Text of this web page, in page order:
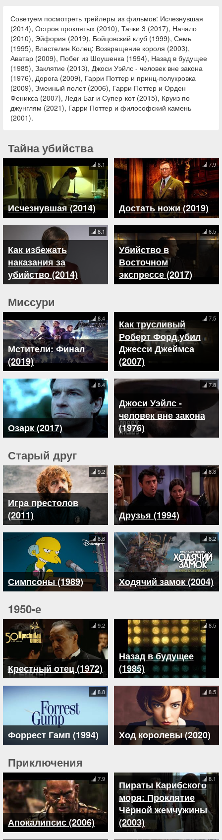
Советуем посмотреть трейлеры из фильмов: Исчезнувшая
(2014), Остров проклятых (2010), Тачки 3 (2017), Начало
(2010), Эйфория (2019), Бойцовский клуб (1999), Семь
(1995), Властелин Колец: Возвращение короля (2003),
Аватар (2009), Побег из Шоушенка (1994), Назад в будущее
(1985), Заклятие (2013), Джоси Уэйлс - человек вне закона
(1976), Дорога (2009), Гарри Поттер и принц-полукровка
(2009), Змеиный полет (2006), Гарри Поттер и Орден
Феникса (2007), Леди Баг и Супер-кот (2015), Круиз по
джунглям (2021), Гарри Поттер и философский камень
(2001).
Тайна убийства
Исчезнувшая (2014)
8.1
Достать ножи (2019)
7.9
Как избежать
наказания за
убийство (2014)
8.1
Убийство в
Восточном
экспрессе (2017)
6.5
Миссури
Мстители: Финал
(2019)
8.4
Как трусливый
Роберт Форд убил
Джесси Джеймса
(2007)
7.5
Озарк (2017)
8.4
Джоси Уэйлс -
человек вне закона
(1976)
7.8
Старый друг
Игра престолов
(2011)
9.2
Друзья (1994)
8.8
Симпсоны (1989)
8.6
Ходячий замок (2004)
8.2
1950-е
Крестный отец (1972)
9.2
Назад в будущее
(1985)
8.5
Форрест Гамп (1994)
8.8
Ход королевы (2020)
8.5
Приключения
Апокалипсис (2006)
7.9
Пираты Карибского
моря: Проклятие
Чёрной жемчужины
(2003)
8.1